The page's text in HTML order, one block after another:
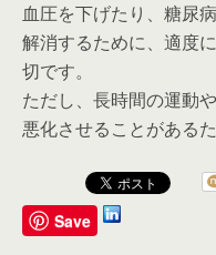
血圧を下げたり、糖尿
解消するために、適度
切です。
ただし、長時間の運動
悪化させることがある
Save